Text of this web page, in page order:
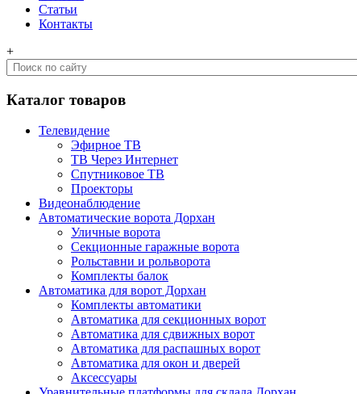
Статьи
Контакты
+
Каталог товаров
Телевидение
Эфирное ТВ
ТВ Через Интернет
Спутниковое ТВ
Проекторы
Видеонаблюдение
Автоматические ворота Дорхан
Уличные ворота
Секционные гаражные ворота
Рольставни и рольворота
Комплекты балок
Автоматика для ворот Дорхан
Комплекты автоматики
Автоматика для секционных ворот
Автоматика для сдвижных ворот
Автоматика для распашных ворот
Автоматика для окон и дверей
Аксессуары